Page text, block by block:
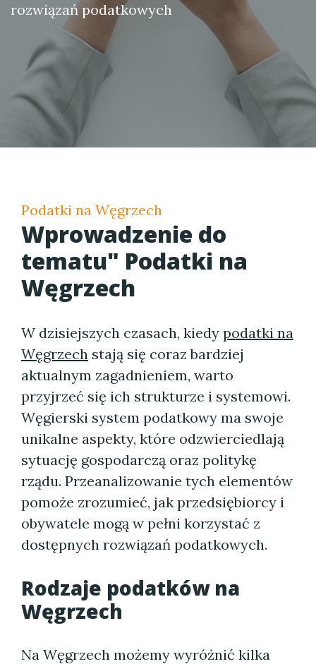
rozwiązań podatkowych
Podatki na Węgrzech
Wprowadzenie do
tematu" Podatki na
Węgrzech
W dzisiejszych czasach, kiedy podatki na
Węgrzech stają się coraz bardziej
aktualnym zagadnieniem, warto
przyjrzeć się ich strukturze i systemowi.
Węgierski system podatkowy ma swoje
unikalne aspekty, które odzwierciedlają
sytuację gospodarczą oraz politykę
rządu. Przeanalizowanie tych elementów
pomoże zrozumieć, jak przedsiębiorcy i
obywatele mogą w pełni korzystać z
dostępnych rozwiązań podatkowych.
Rodzaje podatków na
Węgrzech
Na Węgrzech możemy wyróżnić kilka